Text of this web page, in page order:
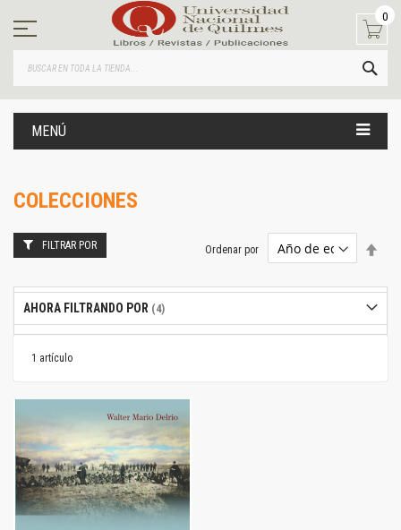
contenido
0
MENÚ
COLECCIONES
1 artículo
Ordenar por
FILTRAR POR
AHORA FILTRANDO POR